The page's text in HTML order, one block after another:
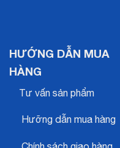
HƯỚNG DẪN MUA
HÀNG
Tư vấn sản phẩm
Hưỡng dẫn mua hàng